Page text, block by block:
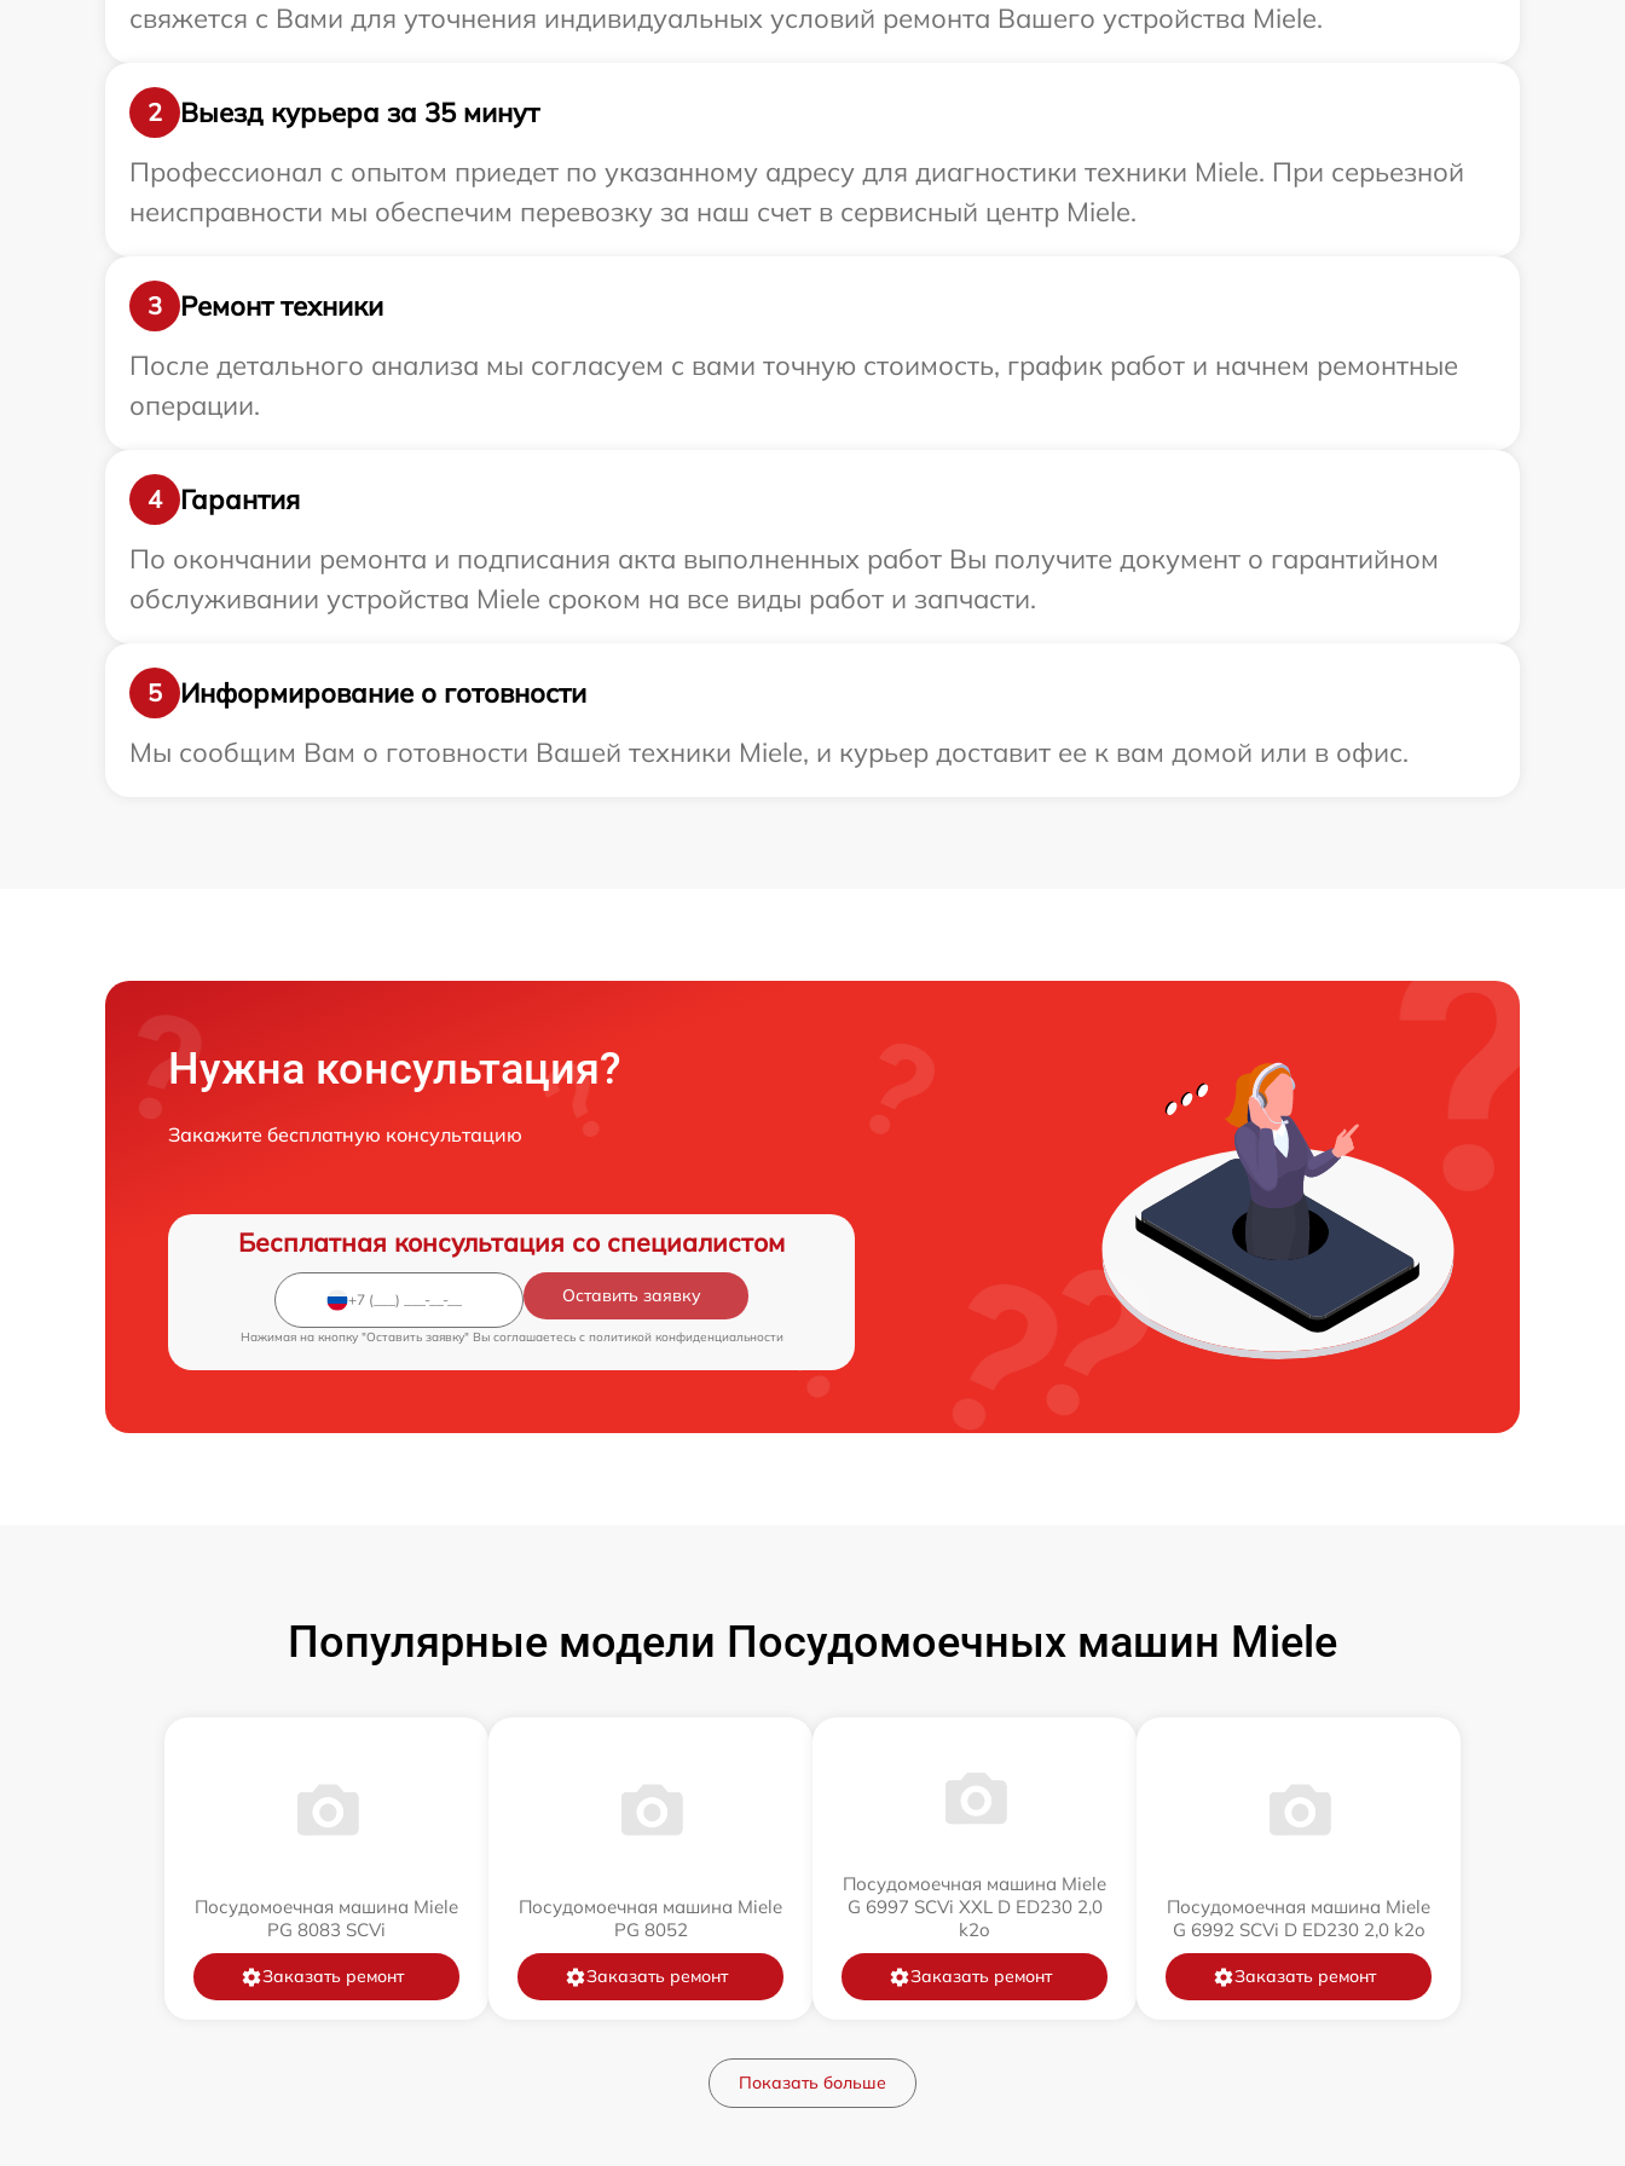
свяжется с Вами для уточнения индивидуальных условий ремонта Вашего устройства Miele.
2
Выезд курьера за 35 минут
Профессионал с опытом приедет по указанному адресу для диагностики техники Miele. При серьезной
неисправности мы обеспечим перевозку за наш счет в сервисный центр Miele.
3
Ремонт техники
После детального анализа мы согласуем с вами точную стоимость, график работ и начнем ремонтные
операции.
4
Гарантия
По окончании ремонта и подписания акта выполненных работ Вы получите документ о гарантийном
обслуживании устройства Miele сроком на все виды работ и запчасти.
5
Информирование о готовности
Мы сообщим Вам о готовности Вашей техники Miele, и курьер доставит ее к вам домой или в офис.
Нужна консультация?
Закажите бесплатную консультацию
Бесплатная консультация со специалистом
Оставить заявку
Нажимая на кнопку "Оставить заявку" Вы соглашаетесь c политикой конфиденциальности
Популярные модели Посудомоечных машин Miele
Посудомоечная машина Miele
PG 8083 SCVi
Заказать ремонт
Посудомоечная машина Miele
PG 8052
Заказать ремонт
Посудомоечная машина Miele
G 6997 SCVi XXL D ED230 2,0
k2o
Заказать ремонт
Посудомоечная машина Miele
G 6992 SCVi D ED230 2,0 k2o
Заказать ремонт
Показать больше